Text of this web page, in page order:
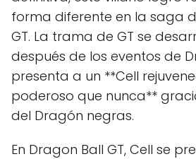
forma diferente en la saga
GT. La trama de GT se
después de los eventos de
presenta a un **Cell
poderoso que nunca**
del Dragón negras.
En Dragon Ball GT, Cell se